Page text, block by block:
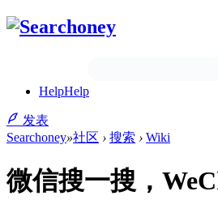
HelpHelp
发表
Searchoney»社区 › 搜索 › Wiki
微信搜一搜，